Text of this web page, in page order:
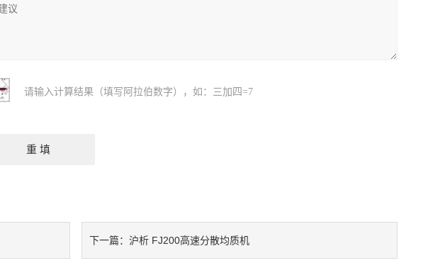
请输入计算结果（填写阿拉伯数字），如：三加四=7
下一篇：沪析 FJ200高速分散均质机